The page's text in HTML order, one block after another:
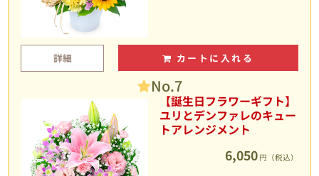
詳細 カートに入れる
No.7
【誕生日フラワーギフト】
ユリとデンファレのキュー
トアレンジメント
6,050 円（税込）